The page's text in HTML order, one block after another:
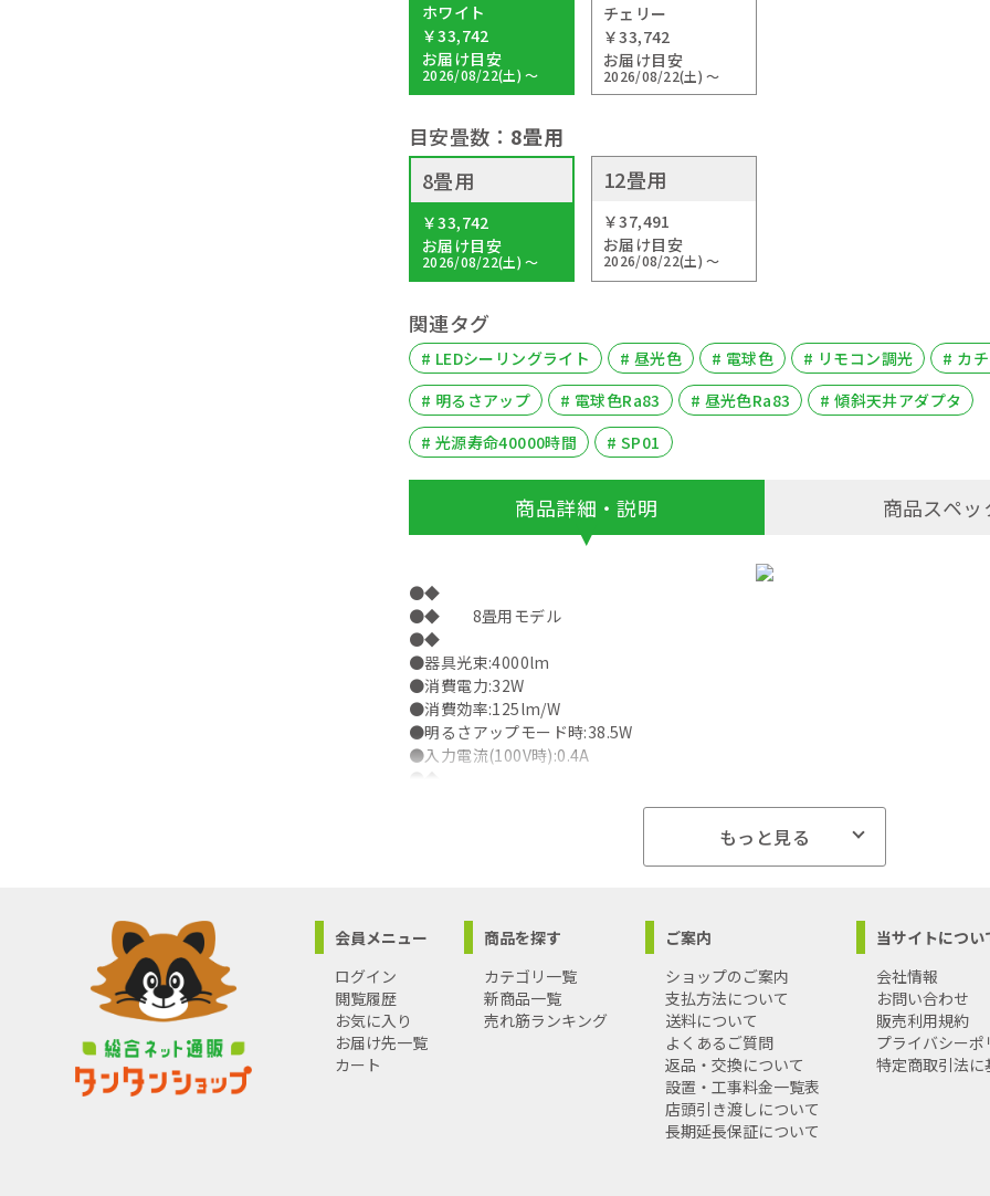
ホワイト
￥33,742
お届け目安
2026/08/22(土) ～
チェリー
￥33,742
お届け目安
2026/08/22(土) ～
目安畳数： 8畳用
8畳用
￥33,742
お届け目安
2026/08/22(土) ～
12畳用
￥37,491
お届け目安
2026/08/22(土) ～
関連タグ
# LEDシーリングライト # 昼光色 # 電球色 # リモコン調光
# カ
# 明るさアップ
# 電球色Ra83 # 昼光色Ra83
# 傾斜天井アダプタ
# 光源寿命40000時間
# SP01
商品詳細・説明
●◆
●◆ 8畳用モデル
●◆
●器具光束:4000lm
●消費電力:32W
●消費効率:125lm/W
●明るさアップモード時:38.5W
●入力電流(100V時):0.4A
●明るさアップモード時:49.7W
●入力電流(100V時):0.51A
●◆ 共通仕様
●寸法・質量:幅:φ602mm×高:131mm、質量:1.9kg
●光源:LED(内蔵、昼光色6500K・Ra83/電球色2700K・Ra83)、色温度:6500K、
もっと見る
商品スペッ
会員メニュー
ログイン
閲覧履歴
お気に入り
お届け先一覧
カート
商品を探す
カテゴリ一覧
新商品一覧
売れ筋ランキング
ご案内
ショップのご案内
支払方法について
送料について
よくあるご質問
返品・交換について
設置・工事料金一覧表
店頭引き渡しについて
長期延長保証について
当サイトについ
会社情報
お問い合わせ
販売利用規約
プライバシーポ
特定商取引法に